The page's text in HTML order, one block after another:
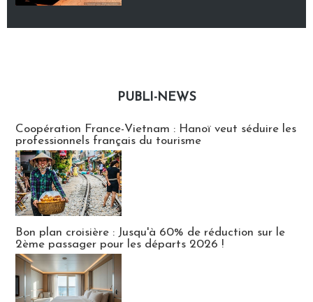
PUBLI-NEWS
Coopération France-Vietnam : Hanoï veut séduire les
professionnels français du tourisme
Bon plan croisière : Jusqu'à 60% de réduction sur le
2ème passager pour les départs 2026 !